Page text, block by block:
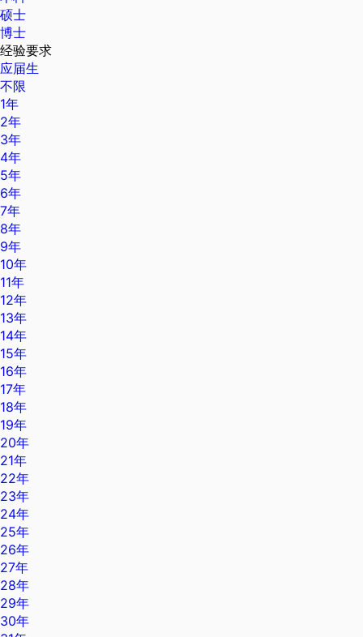
硕士
博士
经验要求
应届生
不限
1年
2年
3年
4年
5年
6年
7年
8年
9年
10年
11年
12年
13年
14年
15年
16年
17年
18年
19年
20年
21年
22年
23年
24年
25年
26年
27年
28年
29年
30年